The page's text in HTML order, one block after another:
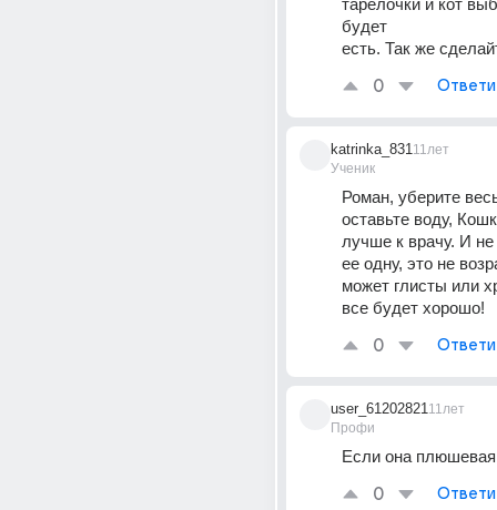
тарелочки и кот
будет
есть. Так же
0
katrinka_831
Ученик
11лет
Роман, уберите
оставьте воду,
лучше к врачу. И не
ее одну, это не
может глисты или
все будет хорошо!
0
user_61202821
Профи
11лет
Если она плюшевая
0